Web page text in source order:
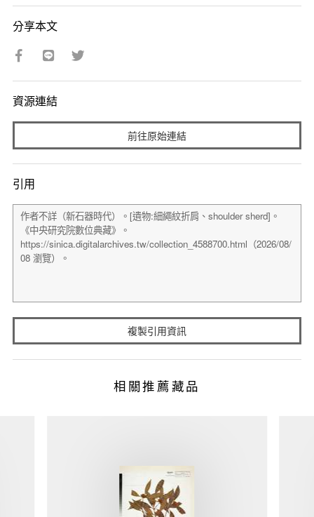
分享本文
資源連結
前往原始連結
引用
複製引用資訊
相關推薦藏品